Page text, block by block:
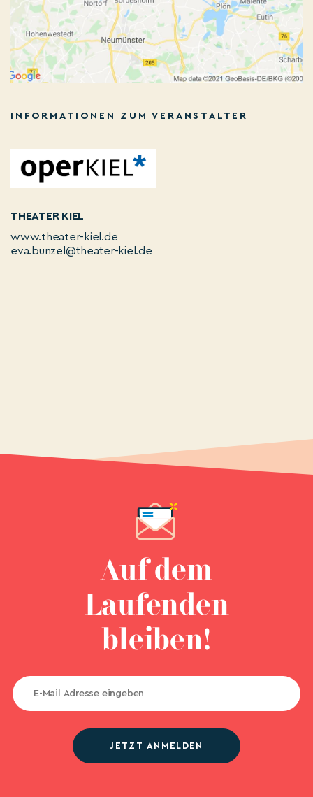
INFORMATIONEN ZUM VERANSTALTER
THEATER KIEL
www.theater-kiel.de
eva.bunzel@theater-kiel.de
Auf dem
Laufenden
bleiben!
JETZT ANMELDEN